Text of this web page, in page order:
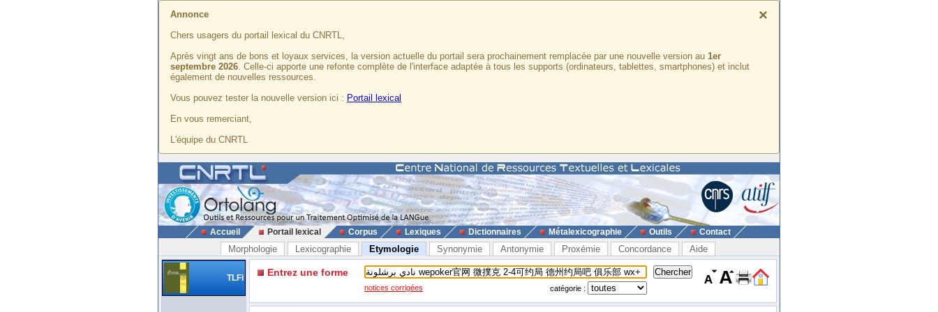
×
Annonce
Chers usagers du portail lexical du CNRTL,
Après vingt ans de bons et loyaux services, la version actuelle du portail sera prochainement remplacée par une nouvelle version au 1er
septembre 2026. Celle-ci apporte une refonte complète de l'interface adaptée à tous les supports (ordinateurs, tablettes, smartphones) et inclut
également de nouvelles ressources.
Vous pouvez tester la nouvelle version ici : Portail lexical
En vous remerciant,
L'équipe du CNRTL
Accueil Portail lexical Corpus Lexiques Dictionnaires Métalexicographie Outils Contact
Morphologie Lexicographie Etymologie Synonymie Antonymie Proxémie Concordance Aide
TLFi Entrez une forme
notices corrigées catégorie :